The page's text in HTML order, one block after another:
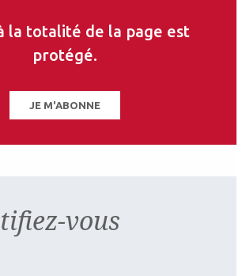
articles sur
la totalité de la page est
protégé.
JE M'ABONNE
vous